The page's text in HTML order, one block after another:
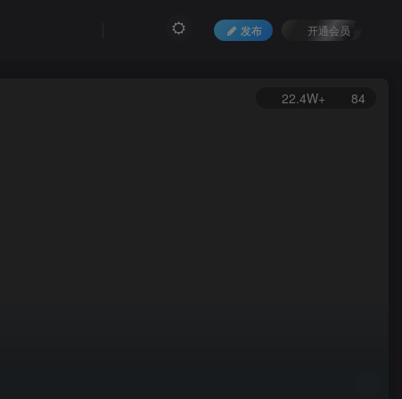
发布 开通会员
22.4W+ 84